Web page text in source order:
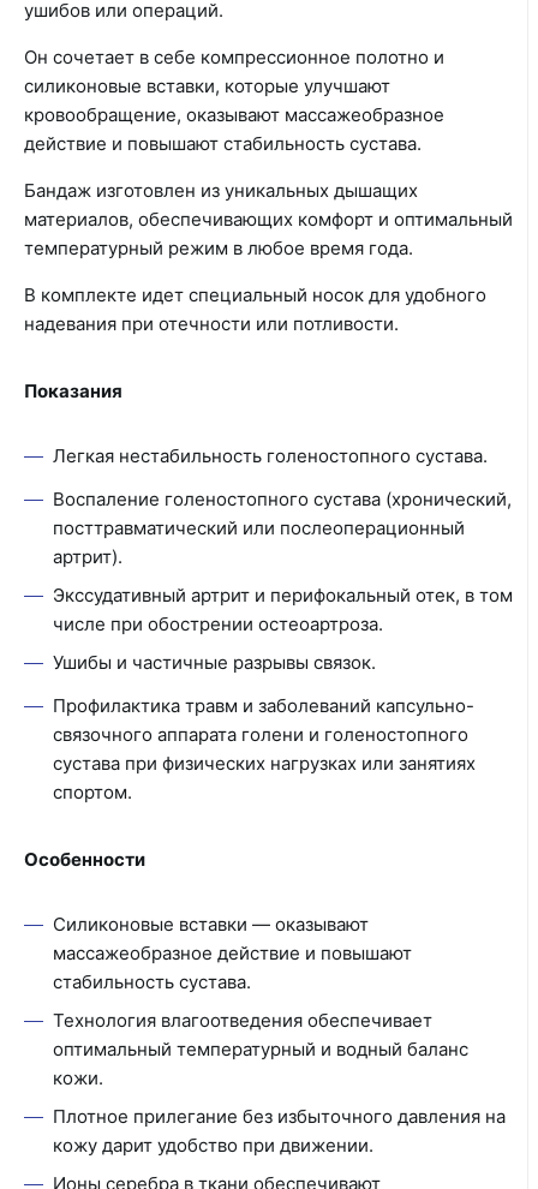
ушибов или операций.
Он сочетает в себе компрессионное полотно и
силиконовые вставки, которые улучшают
кровообращение, оказывают массажеобразное
действие и повышают стабильность сустава.
Бандаж изготовлен из уникальных дышащих
материалов, обеспечивающих комфорт и оптимальный
температурный режим в любое время года.
В комплекте идет специальный носок для удобного
надевания при отечности или потливости.
Показания
Легкая нестабильность голеностопного сустава.
Воспаление голеностопного сустава (хронический,
посттравматический или послеоперационный
артрит).
Экссудативный артрит и перифокальный отек, в том
числе при обострении остеоартроза.
Ушибы и частичные разрывы связок.
Профилактика травм и заболеваний капсульно-
связочного аппарата голени и голеностопного
сустава при физических нагрузках или занятиях
спортом.
Особенности
Силиконовые вставки — оказывают
массажеобразное действие и повышают
стабильность сустава.
Технология влагоотведения обеспечивает
оптимальный температурный и водный баланс
кожи.
Плотное прилегание без избыточного давления на
кожу дарит удобство при движении.
Ионы серебра в ткани обеспечивают